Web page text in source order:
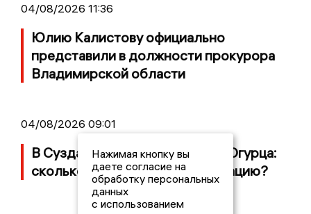
04/08/2026 11:36
Юлию Калистову официально
представили в должности прокурора
Владимирской области
04/08/2026 09:01
В Суздале прошёл Фестиваль Огурца:
сколько потратили на организацию?
Нажимая кнопку вы
даете согласие на
обработку персональных
данных
с использованием